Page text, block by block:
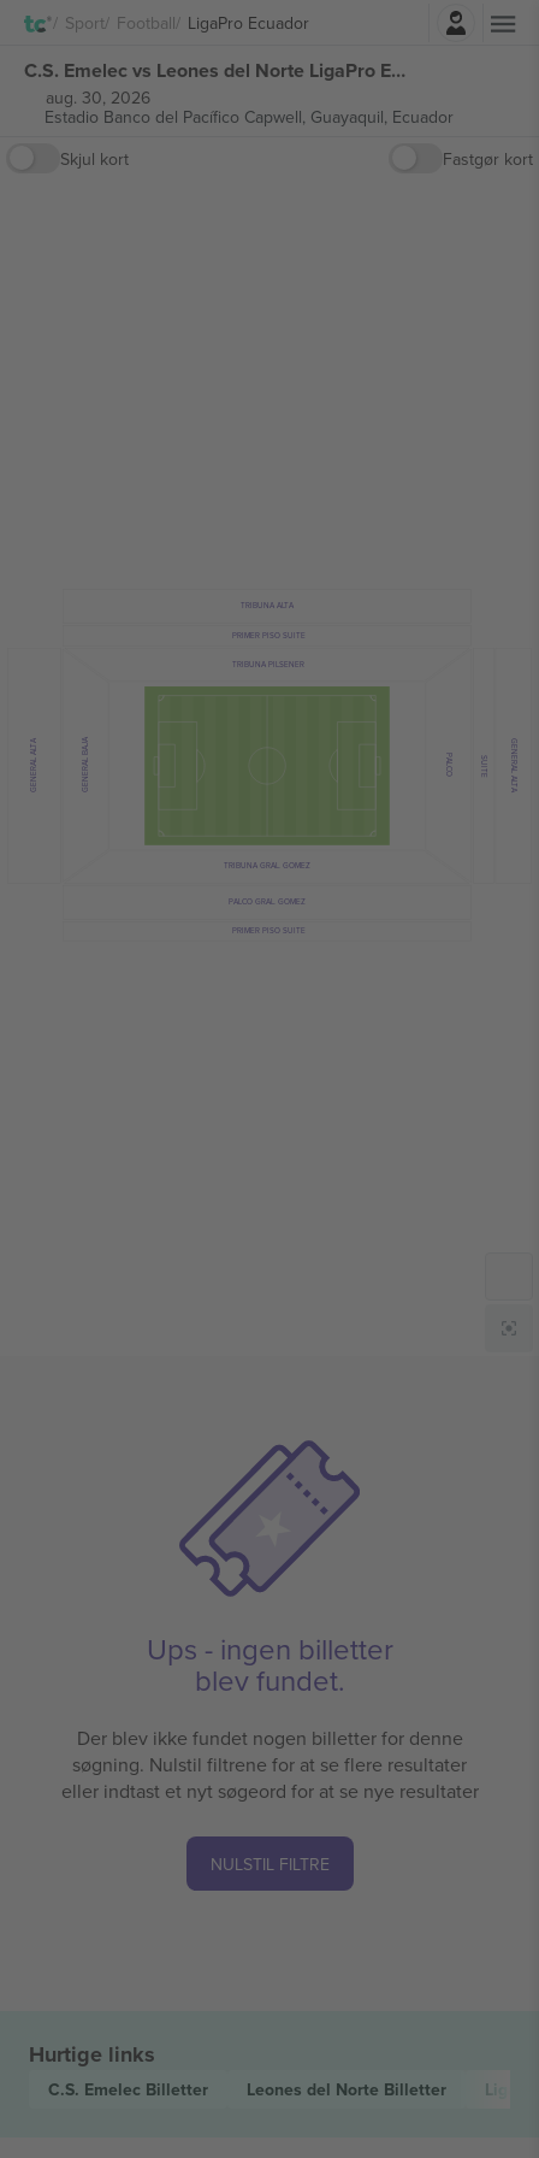
Sport Football LigaPro EcuadorLog ind
C.S. Emelec vs Leones del Norte LigaPro Ecuador billetter
aug. 30, 2026
Estadio Banco del Pacífico Capwell, Guayaquil, Ecuador
Skjul kort
Fastgør kort
TRIBUNA PILSENER
PRIMER PISO SUITE
PRIMER PISO SUITE
TRIBUNA ALTA
TRIBUNA GRAL. GOMEZ
PALCO GRAL. GOMEZ
PALCO
GENERAL BAJA
GENERAL ALTA GENERAL ALTA
SUITE
Ups - ingen billetter
blev fundet.
Der blev ikke fundet nogen billetter for denne
søgning. Nulstil filtrene for at se flere resultater
eller indtast et nyt søgeord for at se nye resultater
NULSTIL FILTRE
Hurtige links
C.S. Emelec Billetter Leones del Norte Billetter